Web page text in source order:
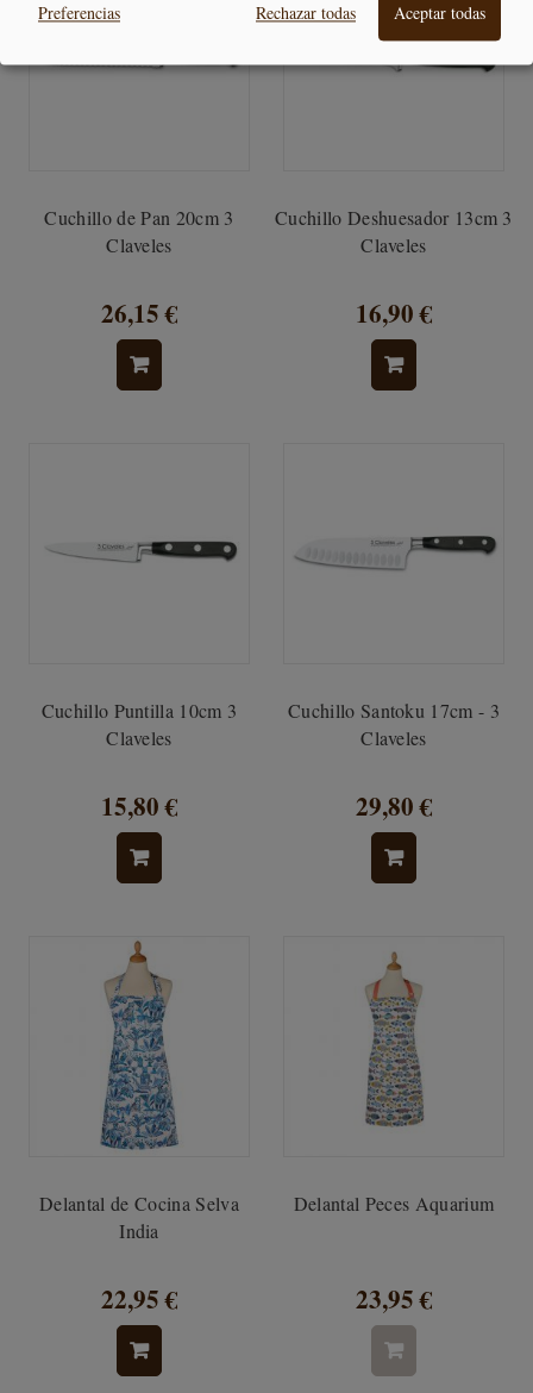
Cuchillo de Pan 20cm 3
Claveles
26,15 €
Cuchillo Deshuesador 13cm 3
Claveles
16,90 €
Cuchillo Puntilla 10cm 3
Claveles
15,80 €
Cuchillo Santoku 17cm - 3
Claveles
29,80 €
Delantal de Cocina Selva
India
22,95 €
Delantal Peces Aquarium
23,95 €
Preferencias Rechazar todas Aceptar todas